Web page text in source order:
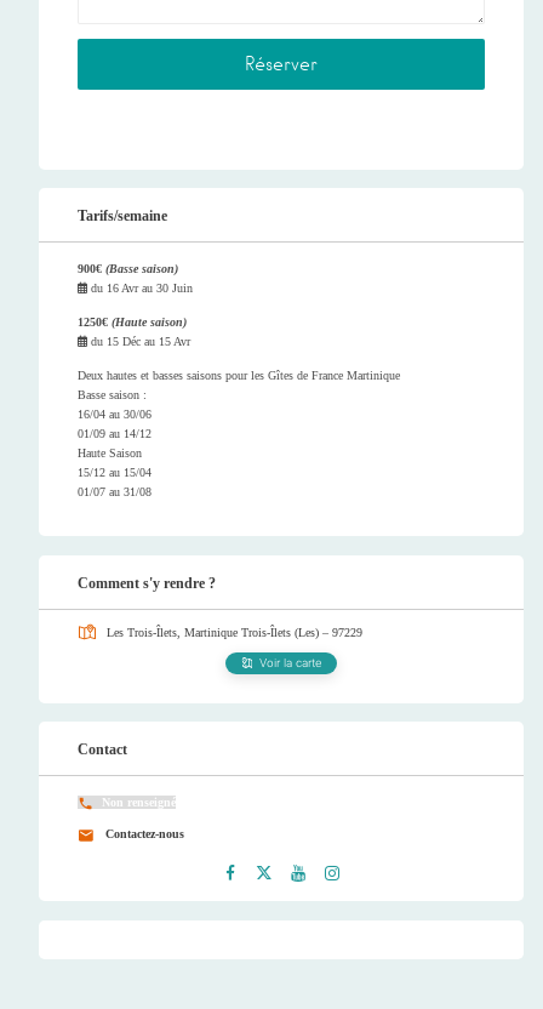
Tarifs/semaine
900€ (Basse saison)
du 16 Avrau 30 Juin
1250€ (Haute saison)
du 15 Déc au 15 Avr
Deux hautes et basses saisons pour les Gîtes de France Martinique
Basse saison :
16/04 au 30/06
01/09 au 14/12
Haute Saison
15/12 au 15/04
01/07 au 31/08
Comment s'y rendre ?
Les Trois-Îlets, Martinique Trois-Îlets (Les) – 97229
Voir la carte
Contact
Non renseigné
Contactez-nous